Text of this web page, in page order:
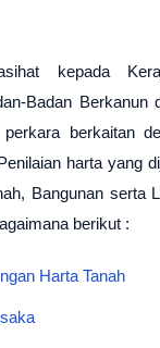
kepada
Badan Berkanun
berkaitan
harta yang
Bangunan serta
berikut :
Harta Tanah